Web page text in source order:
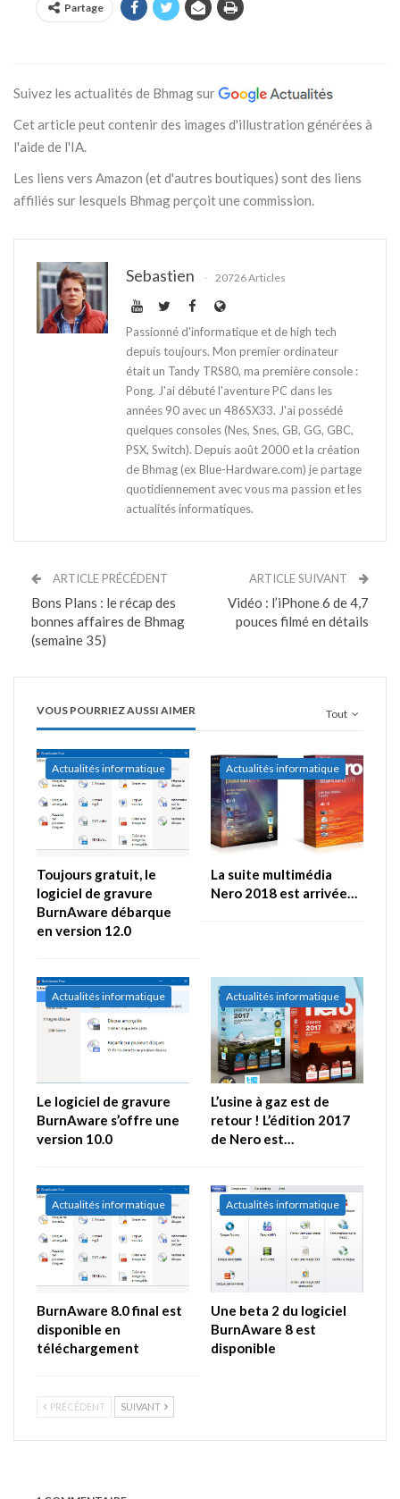
Partage
Suivez les actualités de Bhmag sur
Cet article peut contenir des images d'illustration générées à
l'aide de l'IA.
Les liens vers Amazon (et d'autres boutiques) sont des liens
affiliés sur lesquels Bhmag perçoit une commission.
Sebastien 20726 Articles
Passionné d'informatique et de high tech
depuis toujours. Mon premier ordinateur
était un Tandy TRS80, ma première console :
Pong. J'ai débuté l'aventure PC dans les
années 90 avec un 486SX33. J'ai possédé
quelques consoles (Nes, Snes, GB, GG, GBC,
PSX, Switch). Depuis août 2000 et la création
de Bhmag (ex Blue-Hardware.com) je partage
quotidiennement avec vous ma passion et les
actualités informatiques.
ARTICLE PRÉCÉDENT
Bons Plans : le récap des
bonnes affaires de Bhmag
(semaine 35)
ARTICLE SUIVANT
Vidéo : l’iPhone 6 de 4,7
pouces filmé en détails
Tout
VOUS POURRIEZ AUSSI AIMER
Actualités informatique
Toujours gratuit, le
logiciel de gravure
BurnAware débarque
en version 12.0
Actualités informatique
La suite multimédia
Nero 2018 est arrivée…
Actualités informatique
Le logiciel de gravure
BurnAware s’offre une
version 10.0
Actualités informatique
L’usine à gaz est de
retour ! L’édition 2017
de Nero est…
Actualités informatique
BurnAware 8.0 final est
disponible en
téléchargement
Actualités informatique
Une beta 2 du logiciel
BurnAware 8 est
disponible
PRÉCÉDENT SUIVANT